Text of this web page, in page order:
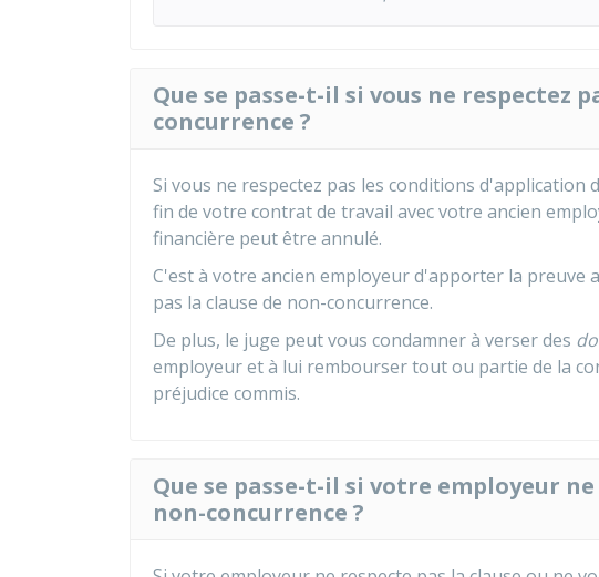
Que se passe-t-il si vous ne respectez
concurrence ?
Si vous ne respectez pas les conditions d'application
fin de votre contrat de travail avec votre ancien
financière peut être annulé.
C'est à votre ancien employeur d'apporter la preuve
pas la clause de non-concurrence.
De plus, le juge peut vous condamner à verser des
employeur et à lui rembourser tout ou partie de la
préjudice commis.
Que se passe-t-il si votre employeur
non-concurrence ?